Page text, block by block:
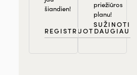
šiandien!
REGISTRUOTIS
priežiūros
planu!
SUŽINOTI
DAUGIAU